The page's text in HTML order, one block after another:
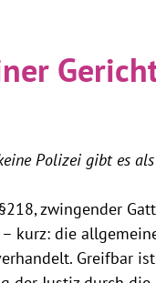
Polizei gibt es
zwingender
kurz: die
Greifbar